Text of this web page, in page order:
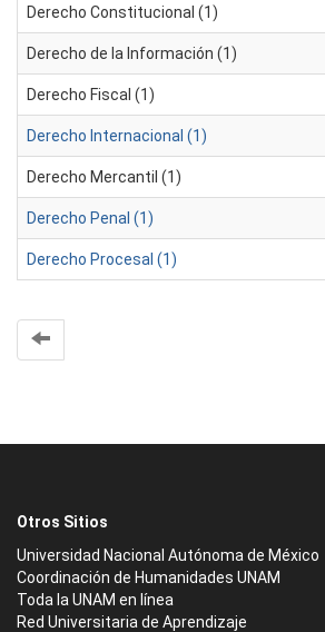
Derecho Constitucional (1)
Derecho de la Información (1)
Derecho Fiscal (1)
Derecho Internacional (1)
Derecho Mercantil (1)
Derecho Penal (1)
Derecho Procesal (1)
Otros Sitios
Universidad Nacional Autónoma de México
Coordinación de Humanidades UNAM
Toda la UNAM en línea
Red Universitaria de Aprendizaje